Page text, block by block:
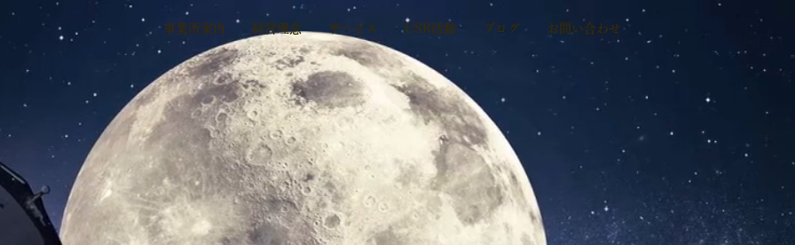
事業所案内 経営理念 サービス CSR活動 ブログ お問い合わせ